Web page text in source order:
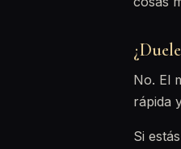
No. El
rápida
Si